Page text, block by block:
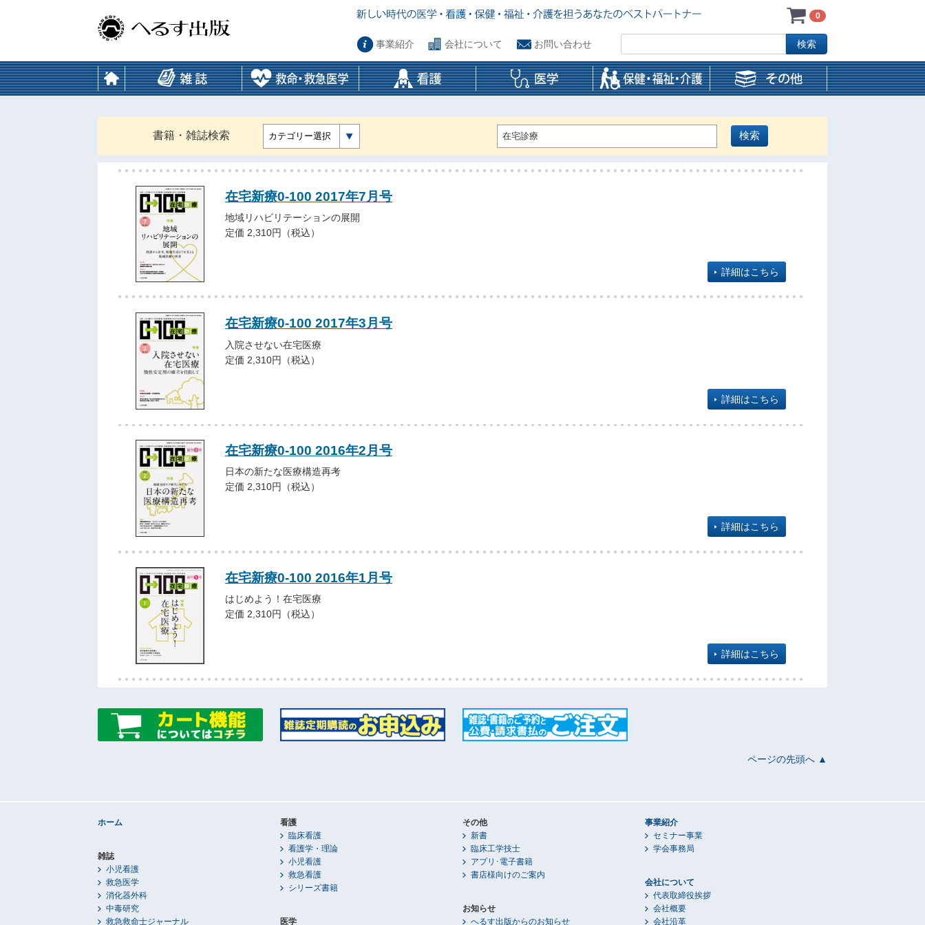
0
事業紹介 会社について お問い合わせ
書籍・雑誌検索 カテゴリー選択
在宅新療0-100 2017年7月号
地域リハビリテーションの展開
定価 2,310円（税込）
詳細はこちら
在宅新療0-100 2017年3月号
入院させない在宅医療
定価 2,310円（税込）
詳細はこちら
在宅新療0-100 2016年2月号
日本の新たな医療構造再考
定価 2,310円（税込）
詳細はこちら
在宅新療0-100 2016年1月号
はじめよう！在宅医療
定価 2,310円（税込）
詳細はこちら
ページの先頭へ ▲
ホーム
雑誌
小児看護
救急医学
消化器外科
中毒研究
救急救命士ジャーナル
看護
臨床看護
看護学・理論
小児看護
救急看護
シリーズ書籍
医学
その他
新書
臨床工学技士
アプリ･電子書籍
書店様向けのご案内
お知らせ
へるす出版からのお知らせ
事業紹介
セミナー事業
学会事務局
会社について
代表取締役挨拶
会社概要
会社沿革